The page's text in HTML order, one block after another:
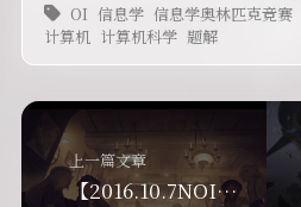
OI 信息学 信息学奥林匹克竞赛
计算机 计算机科学 题解
上一篇文章
【2016.10.7NOIP普及模拟】圆的国度